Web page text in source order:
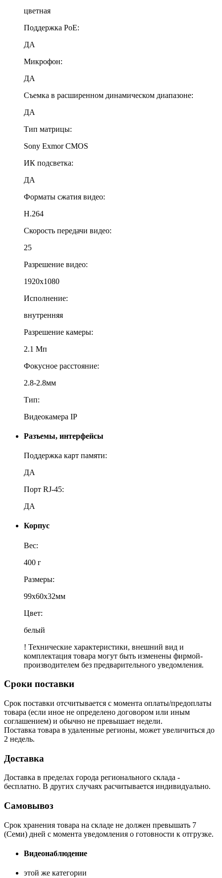
цветная
Поддержка PoE:
ДА
Микрофон:
ДА
Съемка в расширенном динамическом диапазоне:
ДА
Тип матрицы:
Sony Exmor CMOS
ИК подсветка:
ДА
Форматы сжатия видео:
Н.264
Скорость передачи видео:
25
Разрешение видео:
1920x1080
Исполнение:
внутренняя
Разрешение камеры:
2.1 Мп
Фокусное расстояние:
2.8-2.8мм
Тип:
Видеокамера IP
Разъемы, интерфейсы
Поддержка карт памяти:
ДА
Порт RJ-45:
ДА
Корпус
Вес:
400 г
Размеры:
99x60x32мм
Цвет:
белый
! Технические характеристики, внешний вид и
комплектация товара могут быть изменены фирмой-
производителем без предварительного уведомления.
Сроки поставки
Срок поставки отсчитывается с момента оплаты/предоплаты
товара (если иное не определено договором или иным
соглашением) и обычно не превышает недели.
Поставка товара в удаленные регионы, может увеличиться до
2 недель.
Доставка
Доставка в пределах города регионального склада -
бесплатно. В других случаях расчитывается индивидуально.
Самовывоз
Срок хранения товара на складе не должен превышать 7
(Семи) дней с момента уведомления о готовности к отгрузке.
Видеонаблюдение
этой же категории